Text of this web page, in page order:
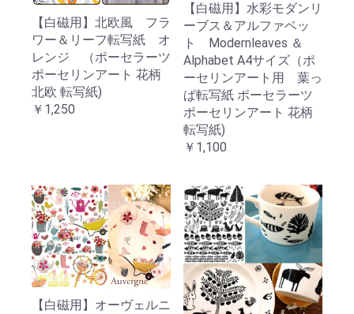
【白磁用】北欧風 フラ
ワー＆リーフ転写紙 オ
レンジ （ポーセラーツ
ポーセリンアート 花柄
北欧 転写紙)
￥1,250
【白磁用】水彩モダンリ
ーブス＆アルファベッ
ト Modernleaves ＆
Alphabet A4サイズ（ポ
ーセリンアート用 葉っ
ぱ転写紙 ポーセラーツ
ポーセリンアート 花柄
転写紙)
￥1,100
【白磁用】オーヴェルニ